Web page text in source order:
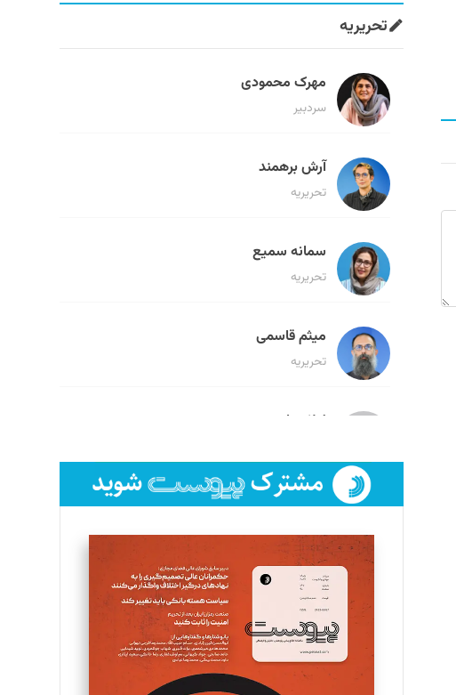
تحریریه
مهرک محمودی
سردبیر
آرش برهمند
تحریریه
سمانه سمیع
تحریریه
میثم قاسمی
تحریریه
لیلا حنارود
فائزه فتحی رستمی
تحریریه
سروش کرمیان
تحریریه
مینا پاکدل